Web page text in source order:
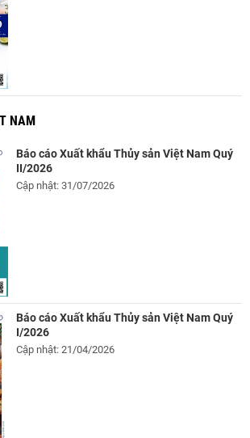
NAM
Báo cáo Xuất khẩu Thủy sản Việt Nam Quý
II/2026
Cập nhật: 31/07/2026
Báo cáo Xuất khẩu Thủy sản Việt Nam Quý
I/2026
Cập nhật: 21/04/2026